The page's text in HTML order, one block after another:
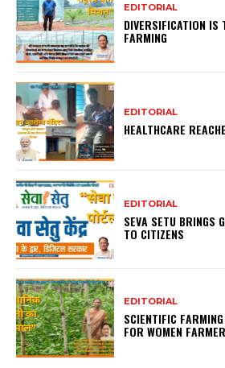
EDITORIAL
DIVERSIFICATION IS
FARMING
EDITORIAL
HEALTHCARE
EDITORIAL
SEVA SETU BRINGS
TO CITIZENS
EDITORIAL
SCIENTIFIC
FOR WOMEN